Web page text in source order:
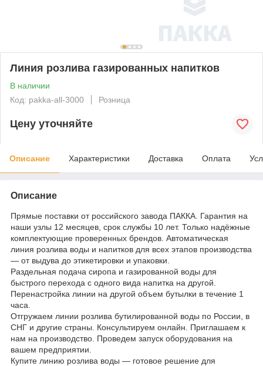
Линия розлива газированных напитков
В наличии
Код: pakka-all-3000
Розница
Цену уточняйте
Описание Характеристики Доставка Оплата
Описание
Прямые поставки от российского завода ПАККА. Гарантия на
наши узлы 12 месяцев, срок службы 10 лет. Только надёжные
комплектующие проверенных брендов. Автоматическая
линия розлива воды и напитков для всех этапов производства
― от выдува до этикетировки и упаковки.
Раздельная подача сиропа и газированной воды для
быстрого перехода с одного вида напитка на другой.
Перенастройка линии на другой объем бутылки в течение 1
часа.
Отгружаем линии розлива бутилированной воды по России, в
СНГ и другие страны. Консультируем онлайн. Приглашаем к
нам на производство. Проведем запуск оборудования на
вашем предприятии.
Купите линию розлива воды ― готовое решение для